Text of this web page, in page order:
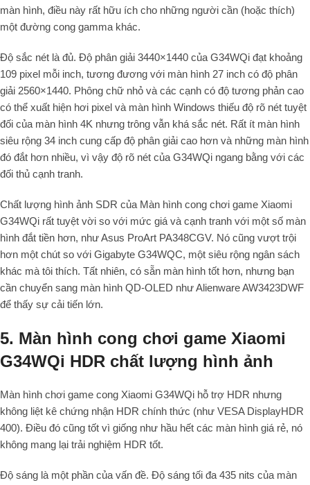
màn hình, điều này rất hữu ích cho những người cần (hoặc thích)
một đường cong gamma khác.
Độ sắc nét là đủ. Độ phân giải 3440×1440 của G34WQi đạt khoảng
109 pixel mỗi inch, tương đương với màn hình 27 inch có độ phân
giải 2560×1440. Phông chữ nhỏ và các cạnh có độ tương phản cao
có thể xuất hiện hơi pixel và màn hình Windows thiếu độ rõ nét tuyệt
đối của màn hình 4K nhưng trông vẫn khá sắc nét. Rất ít màn hình
siêu rộng 34 inch cung cấp độ phân giải cao hơn và những màn hình
đó đắt hơn nhiều, vì vậy độ rõ nét của G34WQi ngang bằng với các
đối thủ cạnh tranh.
Chất lượng hình ảnh SDR của Màn hình cong chơi game Xiaomi
G34WQi rất tuyệt vời so với mức giá và cạnh tranh với một số màn
hình đắt tiền hơn, như Asus ProArt PA348CGV. Nó cũng vượt trội
hơn một chút so với Gigabyte G34WQC, một siêu rộng ngân sách
khác mà tôi thích. Tất nhiên, có sẵn màn hình tốt hơn, nhưng bạn
cần chuyển sang màn hình QD-OLED như Alienware AW3423DWF
để thấy sự cải tiến lớn.
5. Màn hình cong chơi game Xiaomi
G34WQi HDR chất lượng hình ảnh
Màn hình chơi game cong Xiaomi G34WQi hỗ trợ HDR nhưng
không liệt kê chứng nhận HDR chính thức (như VESA DisplayHDR
400). Điều đó cũng tốt vì giống như hầu hết các màn hình giá rẻ, nó
không mang lại trải nghiệm HDR tốt.
Độ sáng là một phần của vấn đề. Độ sáng tối đa 435 nits của màn